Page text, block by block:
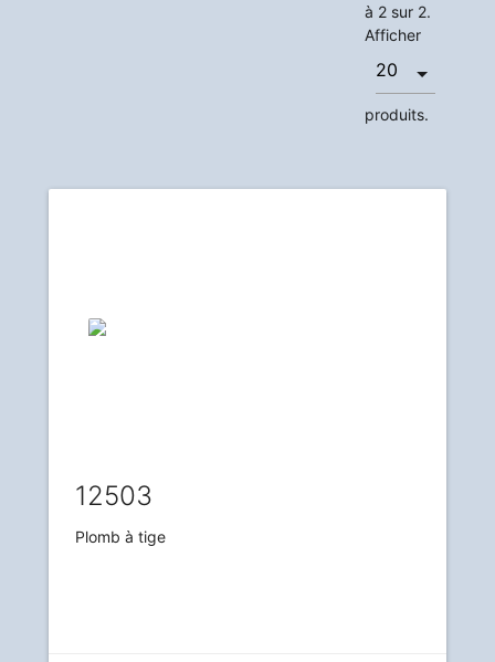
à 2 sur 2.
Afficher
produits.
12503
Plomb à tige